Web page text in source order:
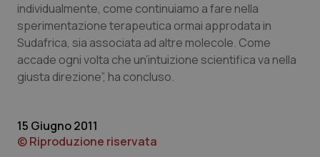
Sardegna
Sicilia
Toscana
Umbria
Malattia di Crohn & Rettocolite Ulcerosa
Neuroscienze & patologie neurodegenerative
Obesità
Oftalmologia
individualmente, come continuiamo a fare nella
sperimentazione terapeutica ormai approdata in
Sudafrica, sia associata ad altre molecole. Come
accade ogni volta che un’intuizione scientifica va nella
giusta direzione”, ha concluso.
15 Giugno 2011
© Riproduzione riservata